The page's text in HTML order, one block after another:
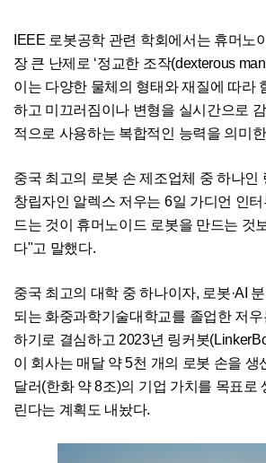
IEEE 로봇공학 관련 학회에서는 휴머노
장 큰 난제로 ‘정교한 조작(dexterous
이는 다양한 물체의 형태와 재질에 따라
하고 미끄러짐이나 변형을 실시간으로
적으로 사용하는 복합적인 능력을 의미
중국 최고의 로봇 손 제조업체 중 하나인
창립자인 알렉스 저우는 6일 가디언 인
드는 것이 휴머노이드 로봇을 만드는 것
다"고 말했다.
중국 최고의 대학 중 하나이자, 로봇·AI
되는 화중과학기술대학교를 졸업한 저
하기로 결심하고 2023년 링커봇
이 회사는 매달 약 5천 개의 로봇 손을 생
달러(한화 약 8조)의 기업 가치를 목표로
린다는 계획도 내놨다.